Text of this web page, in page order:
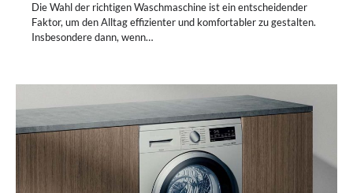
Die Wahl der richtigen Waschmaschine ist ein entscheidender
Faktor, um den Alltag effizienter und komfortabler zu gestalten.
Insbesondere dann, wenn…